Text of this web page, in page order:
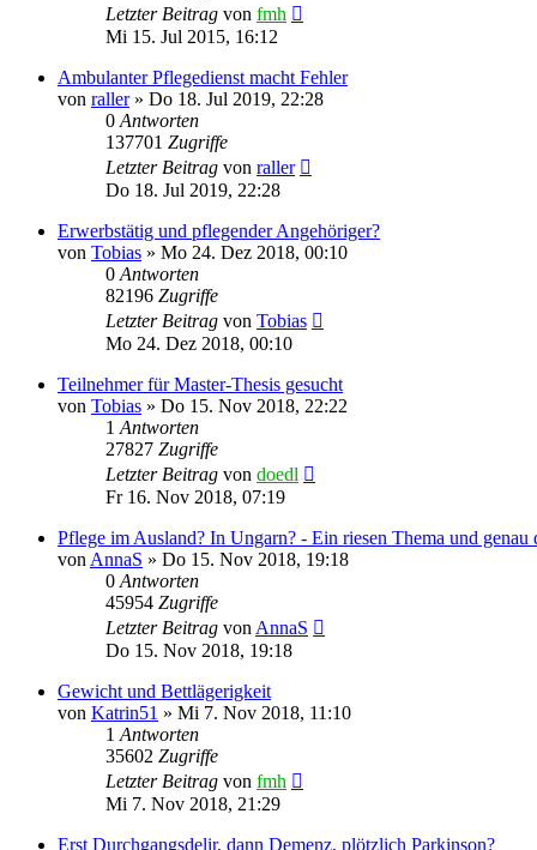
Letzter Beitrag von fmh
Mi 15. Jul 2015, 16:12
Ambulanter Pflegedienst macht Fehler
von raller» Do 18. Jul 2019, 22:28
0 Antworten
137701 Zugriffe
Letzter Beitrag von raller
Do 18. Jul 2019, 22:28
Erwerbstätig und pflegender Angehöriger?
von Tobias » Mo 24. Dez 2018, 00:10
0 Antworten
82196 Zugriffe
Letzter Beitrag von Tobias
Mo 24. Dez 2018, 00:10
Teilnehmer für Master-Thesis gesucht
von Tobias » Do 15. Nov 2018, 22:22
1 Antworten
27827 Zugriffe
Letzter Beitrag von doedl
Fr 16. Nov 2018, 07:19
Pflege im Ausland? In Ungarn? - Ein riesen Thema und
von AnnaS » Do 15. Nov 2018, 19:18
0 Antworten
45954 Zugriffe
Letzter Beitrag von AnnaS
Do 15. Nov 2018, 19:18
Gewicht und Bettlägerigkeit
von Katrin51 » Mi 7. Nov 2018, 11:10
1 Antworten
35602 Zugriffe
Letzter Beitrag von fmh
Mi 7. Nov 2018, 21:29
Erst Durchgangsdelir, dann Demenz, plötzlich Parkinson?